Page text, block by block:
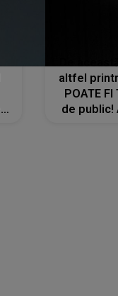
altfel
POATE FI
de public!